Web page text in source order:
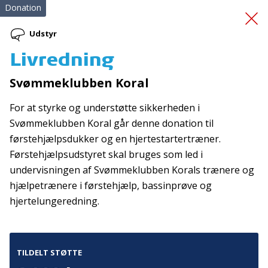
Mænd, seniorliv og
depression
Donation
Udstyr
Livredning
Svømmeklubben Koral
For at styrke og understøtte sikkerheden i
Svømmeklubben Koral går denne donation til
førstehjælpsdukker og en hjertestartertræner.
Førstehjælpsudstyret skal bruges som led i
undervisningen af Svømmeklubben Korals trænere og
hjælpetrænere i førstehjælp, bassinprøve og
hjertelungeredning.
TILDELT STØTTE
Tilmeld nyhedsbrev